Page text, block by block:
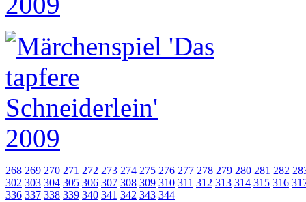
268 269 270 271 272 273 274 275 276 277 278 279 280 281 282
302 303 304 305 306 307 308 309 310 311 312 313 314 315 316
336 337 338 339 340 341 342 343 344